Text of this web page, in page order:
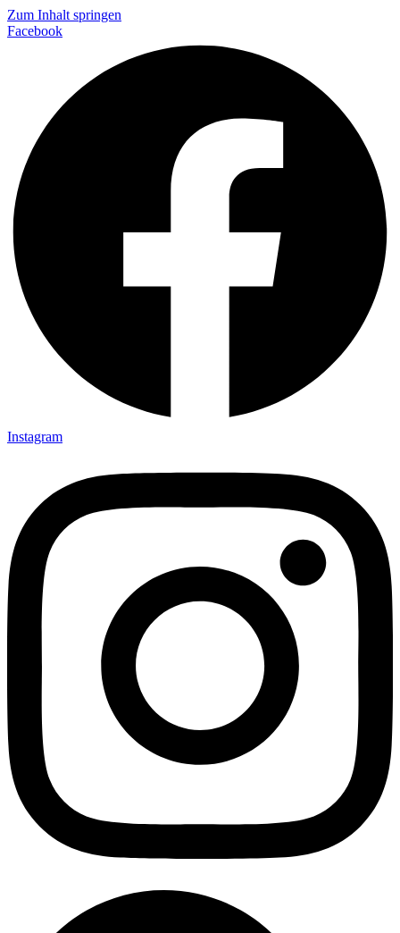
Zum Inhalt springen
Facebook
Instagram